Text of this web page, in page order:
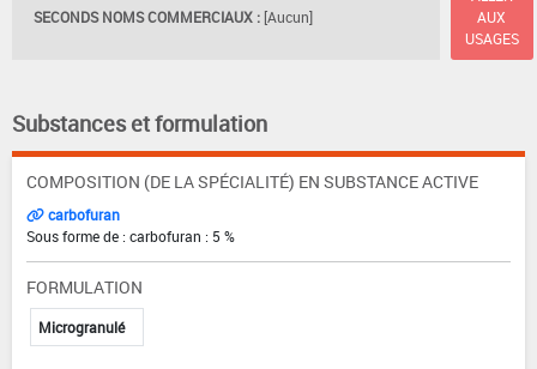
SECONDS NOMS COMMERCIAUX : [Aucun]
AUX
USAGES
Substances et formulation
COMPOSITION (DE LA SPÉCIALITÉ) EN SUBSTANCE ACTIVE
carbofuran
Sous forme de : carbofuran : 5 %
FORMULATION
Microgranulé